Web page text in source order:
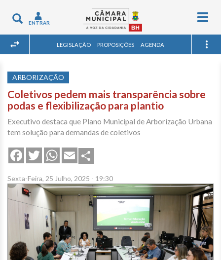
Toggle
navigation
ENTRAR
LEGISLAÇÃO PROPOSIÇÕES AGENDA
ARBORIZAÇÃO
Coletivos pedem mais transparência sobre
podas e flexibilização para plantio
Executivo destaca que Plano Municipal de Arborização Urbana
tem solução para demandas de coletivos
FacebookTwitterWhatsApp
Email
Sexta-Feira, 25 Julho, 2025 - 19:30